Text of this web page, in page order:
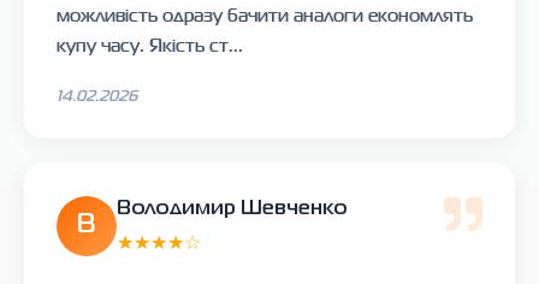
можливість одразу бачити аналоги економлять
купу часу. Якість ст...
14.02.2026
В
Володимир Шевченко
★★★★☆